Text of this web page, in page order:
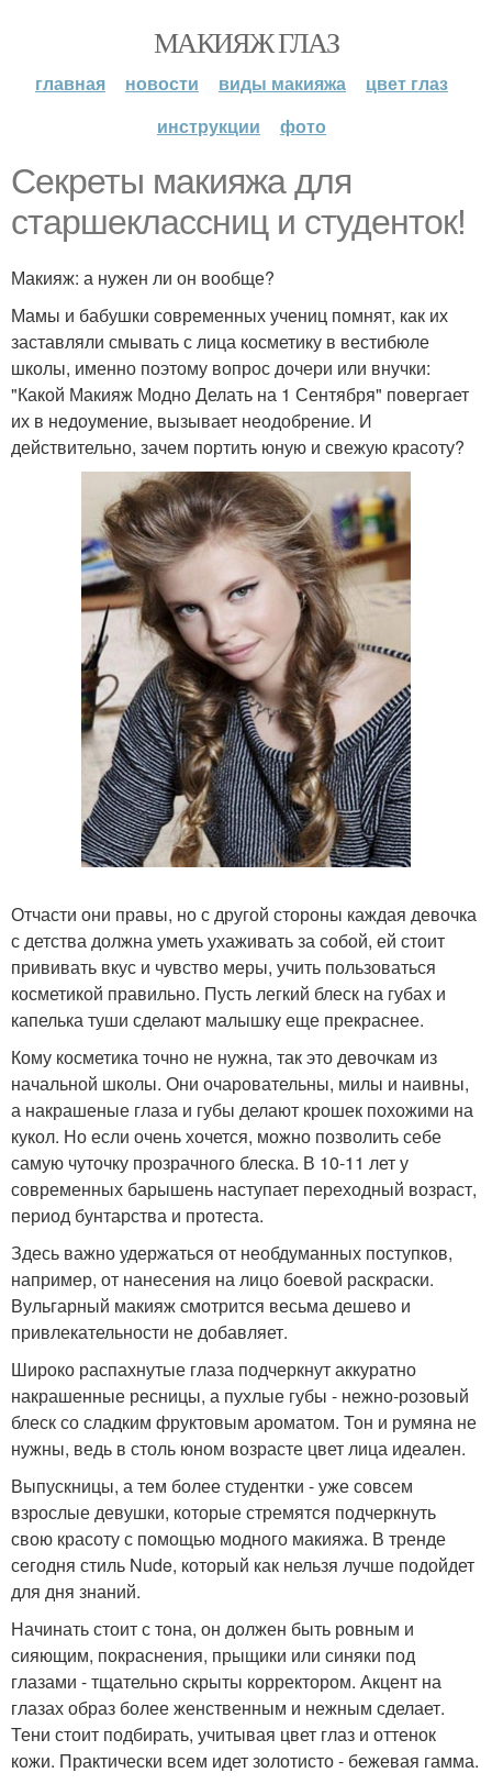
МАКИЯЖ ГЛАЗ
главная новости виды макияжа
цвет глаз
инструкции
фото
Секреты макияжа для
старшеклассниц и студенток!
Макияж: а нужен ли он вообще?
Мамы и бабушки современных учениц помнят, как их
заставляли смывать с лица косметику в вестибюле
школы, именно поэтому вопрос дочери или внучки:
"Какой Макияж Модно Делать на 1 Сентября" повергает
их в недоумение, вызывает неодобрение. И
действительно, зачем портить юную и свежую красоту?
Отчасти они правы, но с другой стороны каждая девочка
с детства должна уметь ухаживать за собой, ей стоит
прививать вкус и чувство меры, учить пользоваться
косметикой правильно. Пусть легкий блеск на губах и
капелька туши сделают малышку еще прекраснее.
Кому косметика точно не нужна, так это девочкам из
начальной школы. Они очаровательны, милы и наивны,
а накрашеные глаза и губы делают крошек похожими на
кукол. Но если очень хочется, можно позволить себе
самую чуточку прозрачного блеска. В 10-11 лет у
современных барышень наступает переходный возраст,
период бунтарства и протеста.
Здесь важно удержаться от необдуманных поступков,
например, от нанесения на лицо боевой раскраски.
Вульгарный макияж смотрится весьма дешево и
привлекательности не добавляет.
Широко распахнутые глаза подчеркнут аккуратно
накрашенные ресницы, а пухлые губы - нежно-розовый
блеск со сладким фруктовым ароматом. Тон и румяна не
нужны, ведь в столь юном возрасте цвет лица идеален.
Выпускницы, а тем более студентки - уже совсем
взрослые девушки, которые стремятся подчеркнуть
свою красоту с помощью модного макияжа. В тренде
сегодня стиль Nude, который как нельзя лучше подойдет
для дня знаний.
Начинать стоит с тона, он должен быть ровным и
сияющим, покраснения, прыщики или синяки под
глазами - тщательно скрыты корректором. Акцент на
глазах образ более женственным и нежным сделает.
Тени стоит подбирать, учитывая цвет глаз и оттенок
кожи. Практически всем идет золотисто - бежевая гамма.